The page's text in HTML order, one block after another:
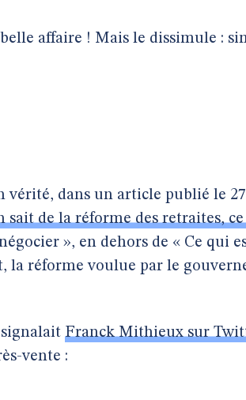
affaire ! Mais le dissimule :
vérité, dans un article publié le
sait de la réforme des retraites,
», en dehors de « Ce qui
la réforme voulue par le
Franck Mithieux sur
vente :